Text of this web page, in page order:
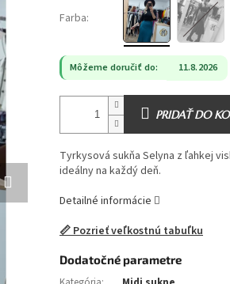
Farba:
Môžeme doručiť do: 11.8.2026
PRIDAŤ DO
Tyrkysová sukňa Selyna z ľahkej
ideálny na každý deň.
Detailné informácie
📏 Pozrieť veľkostnú tabuľku
Dodatočné parametre